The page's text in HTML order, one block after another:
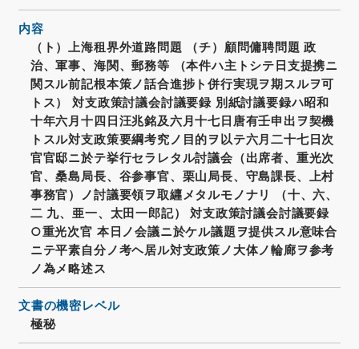
内容
（ト）上海租界外道路問題 （チ）顧問傭聘問題 政
治、軍事、海関、郵務等 （本件ハ主トシテ日支提携ニ
関スル前記根本策ノ話合進捗ト併行実現ヲ期スルヲ可
トス） 対支政策討議会討議要録 別紙討議要録ハ昭和
十年六月十四日汪兆銘及六月十七日唐有壬申出ヲ契機
トスル対支政策要綱考究ノ目的ヲ以テ六月二十七日次
官官邸ニ於テ挙行セラレタル討議会（出席者、重光次
官、桑島局長、谷参事官、栗山局長、守島課長、上村
事務官）ノ討議要領ヲ取纒メタルモノナリ （十、六、
二 九、亜一、太田一郎記） 対支政策討議会討議要録
○重光次官 本日ノ会議ニ於ケル議題ヲ提供スル意味合
ニテ平素自分ノ考ヘ居ル対支政策ノ大体ノ輪廊ヲ参考
ノ為メ略述ス
文書の機密レベル
極秘